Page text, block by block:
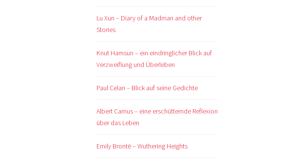
Lu Xun – Diary of a Madman and other
Stories
Knut Hamsun – ein eindringlicher Blick auf
Verzweiflung und Überleben
Paul Celan – Blick auf seine Gedichte
Albert Camus – eine erschütternde Reflexion
über das Leben
Emily Brontë – Wuthering Heights